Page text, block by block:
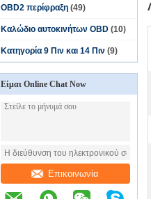
OBD2 περίφραξη (49)
Καλώδιο αυτοκινήτων OBD (10)
Κατηγορία 9 Πιν και 14 Πιν (9)
Είμαι Online Chat Now
Επικοινωνία